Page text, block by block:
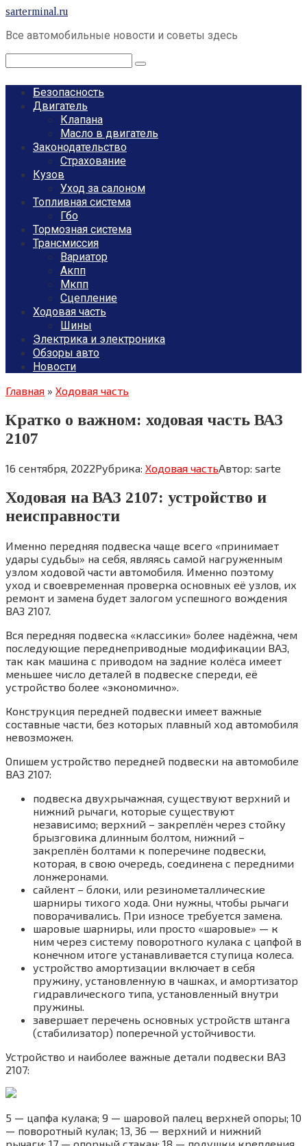
Перейти
контенту
sarterminal.ru
Все автомобильные новости и советы здесь
Поиск:
Безопасность
Двигатель
Клапана
Масло в двигатель
Законодательство
Страхование
Кузов
Уход за салоном
Топливная система
Гбо
Тормозная система
Трансмиссия
Вариатор
Акпп
Мкпп
Сцепление
Ходовая часть
Шины
Электрика и электроника
Обзоры авто
Новости
Главная » Ходовая часть
Кратко о важном: ходовая часть ВАЗ
2107
16 сентября, 2022Рубрика: Ходовая частьАвтор: sarte
Ходовая на ВАЗ 2107: устройство и
неисправности
Именно передняя подвеска чаще всего «принимает
удары судьбы» на себя, являясь самой нагруженным
узлом ходовой части автомобиля. Именно поэтому
уход и своевременная проверка основных её узлов, их
ремонт и замена будет залогом успешного вождения
ВАЗ 2107.
Вся передняя подвеска «классики» более надёжна, чем
последующие переднеприводные модификации ВАЗ,
так как машина с приводом на задние колёса имеет
меньшее число деталей в подвеске спереди, её
устройство более «экономично».
Конструкция передней подвески имеет важные
составные части, без которых плавный ход автомобиля
невозможен.
Опишем устройство передней подвески на автомобиле
ВАЗ 2107:
подвеска двухрычажная, существуют верхний и
нижний рычаги, которые существуют
независимо; верхний – закреплён через стойку
брызговика длинным болтом, нижний –
закреплён болтами к поперечине подвески,
которая, в свою очередь, соединена с передними
лонжеронами.
сайлент – блоки, или резинометаллические
шарниры тихого хода. Они нужны, чтобы рычаги
поворачивались. При износе требуется замена.
шаровые шарниры, или просто «шаровые» — к
ним через систему поворотного кулака с цапфой в
конечном итоге устанавливается ступица колеса.
устройство амортизации включает в себя
пружину, установленную в чашках, и амортизатор
гидравлического типа, установленный внутри
пружины.
завершает перечень основных устройств штанга
(стабилизатор) поперечной устойчивости.
Устройство и наиболее важные детали подвески ВАЗ
2107:
5 — цапфа кулака; 9 — шаровой палец верхней опоры; 10
— поворотный кулак; 13, 36 — верхний и нижний
рычаги; 17 — опорный стакан; 18 — подушки крепления